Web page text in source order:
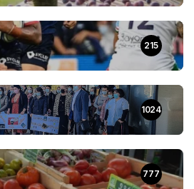
215
1024
777